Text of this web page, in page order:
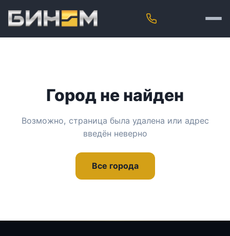
Город не найден
Возможно, страница была удалена или адрес
введён неверно
Все города